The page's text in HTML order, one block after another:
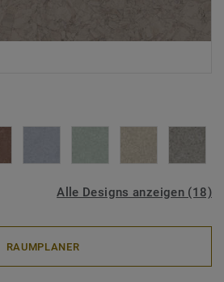
Alle Designs anzeigen (18)
RAUMPLANER